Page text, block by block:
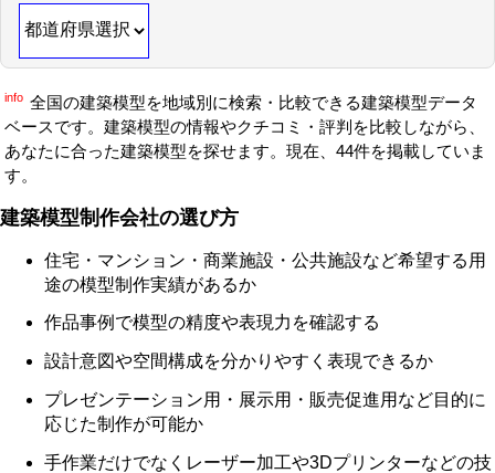
info 全国の建築模型を地域別に検索・比較できる建築模型データ
ベースです。建築模型の情報やクチコミ・評判を比較しながら、
あなたに合った建築模型を探せます。現在、44件を掲載していま
す。
建築模型制作会社の選び方
住宅・マンション・商業施設・公共施設など希望する用
途の模型制作実績があるか
作品事例で模型の精度や表現力を確認する
設計意図や空間構成を分かりやすく表現できるか
プレゼンテーション用・展示用・販売促進用など目的に
応じた制作が可能か
手作業だけでなくレーザー加工や3Dプリンターなどの技